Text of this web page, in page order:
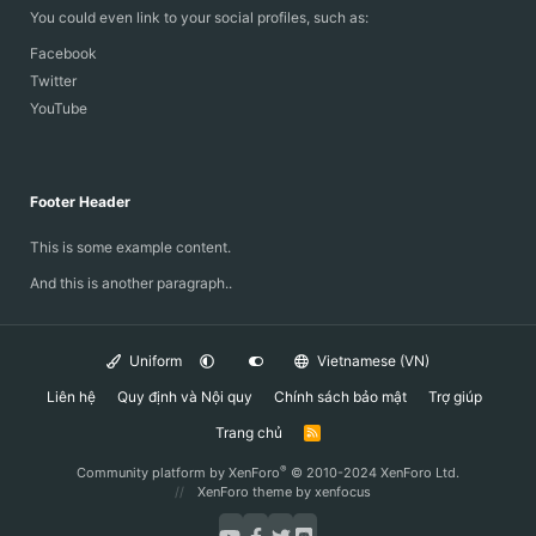
You could even link to your social profiles, such as:
Facebook
Twitter
YouTube
Footer Header
This is some example content.
And this is another paragraph..
Uniform
Vietnamese (VN)
Liên hệ
Quy định và Nội quy Chính sách bảo mật
Trợ giúp
Trang chủ
R
Community platform by XenForo® © 2010-2024 XenForo Ltd.
XenForo theme by xenfocus